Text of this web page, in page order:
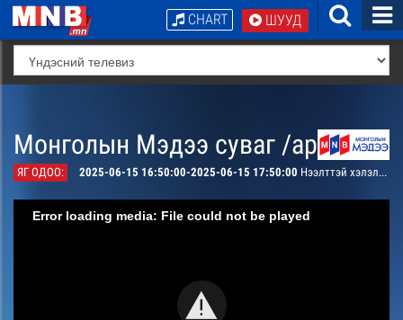
ШУУД
CHART
Монголын Мэдээ суваг /архив/
ЯГ ОДОО: 2025-06-15 16:50:00-2025-06-15 17:50:00 Нээлттэй хэлэлцүүлэг
Error loading media: File could not be played